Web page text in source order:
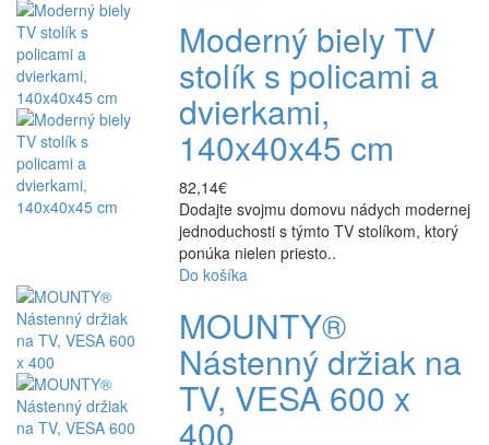
Moderný biely TV
stolík s policami a
dvierkami,
140x40x45 cm
82,14€
Dodajte svojmu domovu nádych modernej
jednoduchosti s týmto TV stolíkom, ktorý
ponúka nielen priesto..
Do košíka
MOUNTY®
Nástenný držiak na
TV, VESA 600 x
400